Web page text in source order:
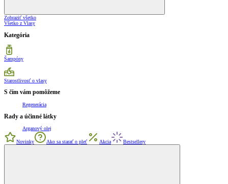
Zobraziť všetko
Všetko z Vlasy
Kategória
Šampóny
Starostlivosť o vlasy
S čím vám pomôžeme
Regenerácia
Rady a účinné látky
Arganový olej
Novinky Ako sa starať o pleť Akcia Bestsellery